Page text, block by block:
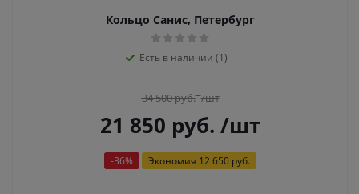
Кольцо Санис, Петербург
Есть в наличии (1)
34 500руб. /шт
21 850 руб. /шт
-36% Экономия 12 650 руб.